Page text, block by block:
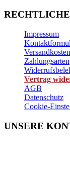
Impressum
Versandkosten
Zahlungsarten
Vertrag
AGB
Datenschutz
Cookie-
UNSERE